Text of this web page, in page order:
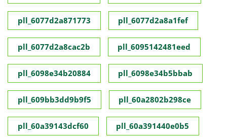
pll_6077d2a871773 pll_6077d2a8a1fef
pll_6077d2a8cac2b pll_6095142481eed
pll_6098e34b20884 pll_6098e34b5bbab
pll_609bb3dd9b9f5 pll_60a2802b298ce
pll_60a39143dcf60 pll_60a391440e0b5